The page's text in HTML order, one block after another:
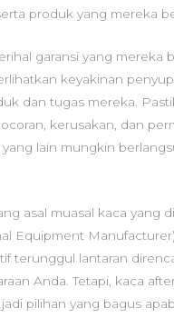
produk yang mereka
garansi yang mereka
keyakinan
dan tugas mereka.
kerusakan, dan
lain mungkin
asal muasal kaca yang
Equipment
terunggul lantaran
Anda. Tetapi, kaca
pilihan yang bagus